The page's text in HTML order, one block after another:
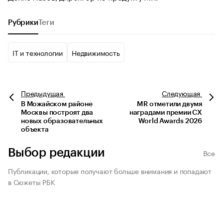
Рубрики Теги
IT и технологии Недвижимость
Предыдущая
В Можайском районе
Москвы построят два
новых образовательных
объекта
Следующая
MR отметили двумя
наградами премии CX
World Awards 2026
Выбор редакции
Все
Публикации, которые получают больше внимания и попадают
в Сюжеты РБК